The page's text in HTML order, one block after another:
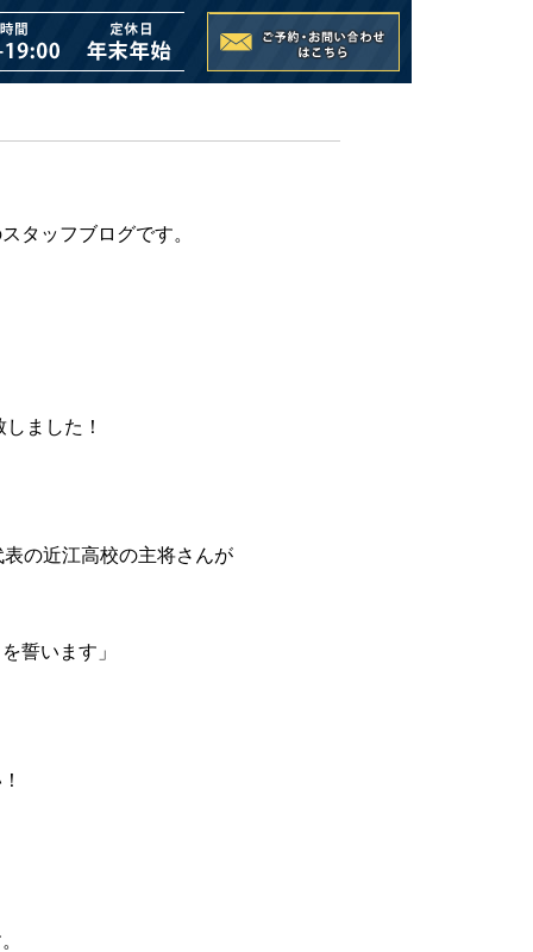
タッフブログです。
ました！
の近江高校の主将さんが
誓います」